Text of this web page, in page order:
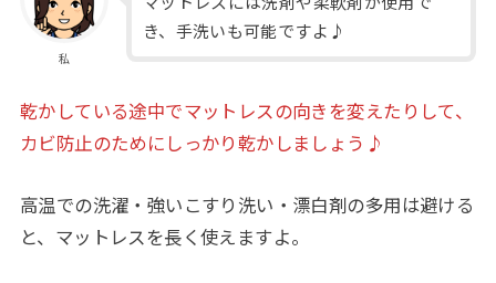
私
き、手洗いも可能ですよ♪
乾かしている途中でマットレスの向きを変えたりして、
カビ防止のためにしっかり乾かしましょう♪
高温での洗濯・強いこすり洗い・漂白剤の多用は避ける
と、マットレスを長く使えますよ。